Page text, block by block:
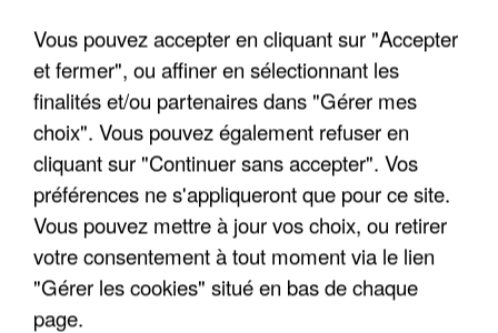
UNE TOURISTE DE L’OISE EMPORTÉE PAR UNE
COULÉE DE BOUE EN HAUTE-SAVOIE
Vous pouvez accepter en cliquant sur "Accepter
et fermer", ou affiner en sélectionnant les
finalités et/ou partenaires dans "Gérer mes
choix". Vous pouvez également refuser en
cliquant sur "Continuer sans accepter". Vos
préférences ne s'appliqueront que pour ce site.
Vous pouvez mettre à jour vos choix, ou retirer
votre consentement à tout moment via le lien
"Gérer les cookies" situé en bas de chaque
page.